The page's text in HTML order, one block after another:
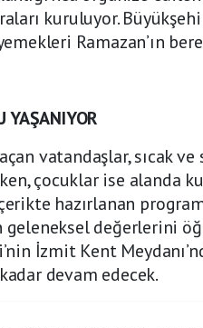
kuruluyor.
Ramazan’ın
YAŞANIYOR
vatandaşlar, sıcak
çocuklar ise alanda
hazırlanan
geleneksel değerlerini
İzmit Kent
devam edecek.